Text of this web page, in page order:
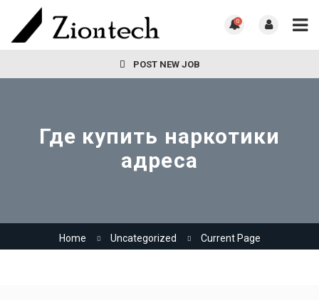
0
POST NEW JOB
Где купить наркотики
адреса
Home Uncategorized Current Page